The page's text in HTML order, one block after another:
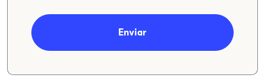
Enviar